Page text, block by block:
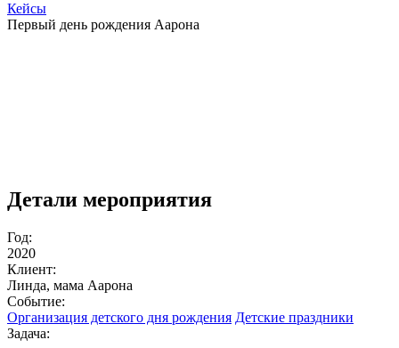
Кейсы
Первый день рождения Аарона
Детали мероприятия
Год:
2020
Клиент:
Линда, мама Аарона
Событие:
Организация детского дня рождения Детские праздники
Задача: